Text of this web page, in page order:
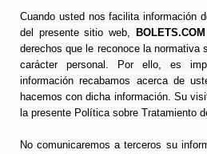
Cuando usted nos facilita información
del presente sitio web,
BOLETS.COM
derechos que le reconoce la normativa
carácter personal. Por ello, es
información recabamos acerca de
hacemos con dicha información. Su
la presente Política sobre Tratamiento
No comunicaremos a terceros su